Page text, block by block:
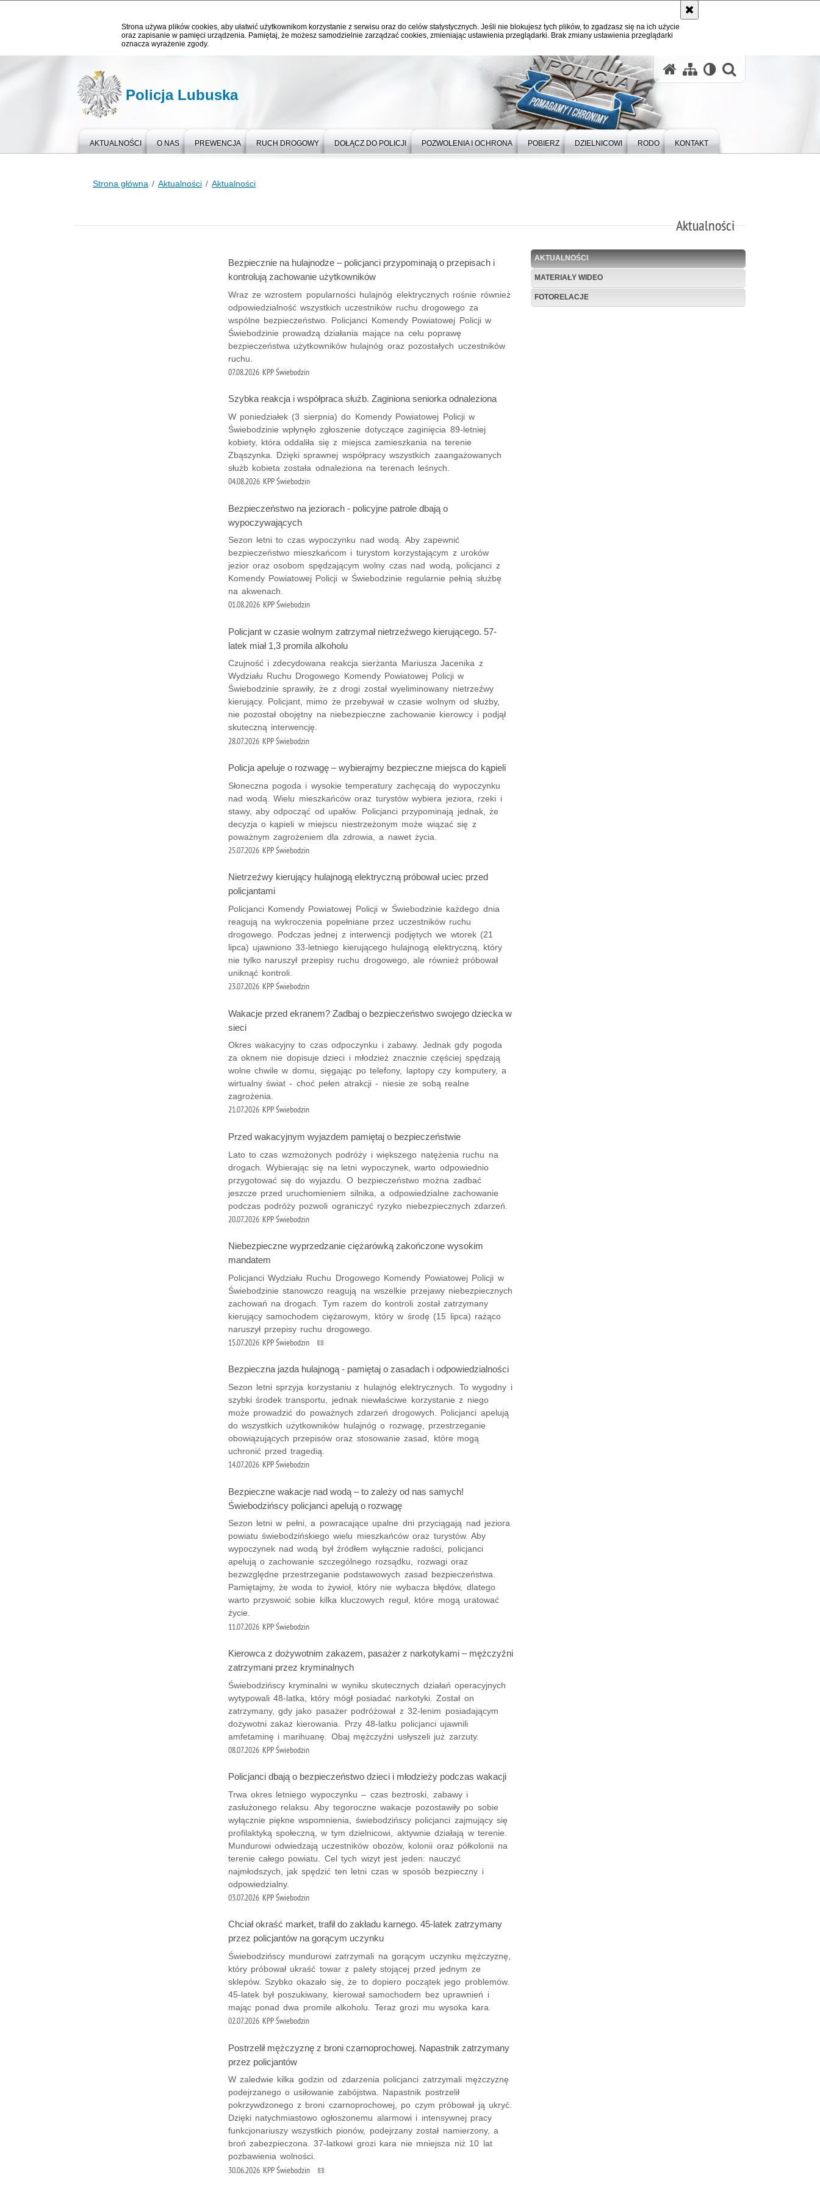
Strona używa plików cookies, aby ułatwić użytkownikom korzystanie z serwisu oraz do celów statystycznych. Jeśli nie blokujesz tych plików, to zgadzasz się na ich użycie
oraz zapisanie w pamięci urządzenia. Pamiętaj, że możesz samodzielnie zarządzać cookies, zmieniając ustawienia przeglądarki. Brak zmiany ustawienia przeglądarki
oznacza wyrażenie zgody.
Policja Lubuska
AKTUALNOŚCI O NAS PREWENCJA RUCH DROGOWY DOŁĄCZ DO POLICJI POZWOLENIA I OCHRONA POBIERZ DZIELNICOWI RODO KONTAKT
Strona główna Aktualności Aktualności
Aktualności
Bezpiecznie na hulajnodze – policjanci przypominają o przepisach i
kontrolują zachowanie użytkowników
Wraz ze wzrostem popularności hulajnóg elektrycznych rośnie również
odpowiedzialność wszystkich uczestników ruchu drogowego za
wspólne bezpieczeństwo. Policjanci Komendy Powiatowej Policji w
Świebodzinie prowadzą działania mające na celu poprawę
bezpieczeństwa użytkowników hulajnóg oraz pozostałych uczestników
ruchu.
07.08.2026 KPP Świebodzin
Szybka reakcja i współpraca służb. Zaginiona seniorka odnaleziona
W poniedziałek (3 sierpnia) do Komendy Powiatowej Policji w
Świebodzinie wpłynęło zgłoszenie dotyczące zaginięcia 89-letniej
kobiety, która oddaliła się z miejsca zamieszkania na terenie
Zbąszynka. Dzięki sprawnej współpracy wszystkich zaangażowanych
służb kobieta została odnaleziona na terenach leśnych.
04.08.2026 KPP Świebodzin
Bezpieczeństwo na jeziorach - policyjne patrole dbają o
wypoczywających
Sezon letni to czas wypoczynku nad wodą. Aby zapewnić
bezpieczeństwo mieszkańcom i turystom korzystającym z uroków
jezior oraz osobom spędzającym wolny czas nad wodą, policjanci z
Komendy Powiatowej Policji w Świebodzinie regularnie pełnią służbę
na akwenach.
01.08.2026 KPP Świebodzin
Policjant w czasie wolnym zatrzymał nietrzeźwego kierującego. 57-
latek miał 1,3 promila alkoholu
Czujność i zdecydowana reakcja sierżanta Mariusza Jacenika z
Wydziału Ruchu Drogowego Komendy Powiatowej Policji w
Świebodzinie sprawiły, że z drogi został wyeliminowany nietrzeźwy
kierujący. Policjant, mimo że przebywał w czasie wolnym od służby,
nie pozostał obojętny na niebezpieczne zachowanie kierowcy i podjął
skuteczną interwencję.
28.07.2026 KPP Świebodzin
Policja apeluje o rozwagę – wybierajmy bezpieczne miejsca do kąpieli
Słoneczna pogoda i wysokie temperatury zachęcają do wypoczynku
nad wodą. Wielu mieszkańców oraz turystów wybiera jeziora, rzeki i
stawy, aby odpocząć od upałów. Policjanci przypominają jednak, że
decyzja o kąpieli w miejscu niestrzeżonym może wiązać się z
poważnym zagrożeniem dla zdrowia, a nawet życia.
25.07.2026 KPP Świebodzin
Nietrzeźwy kierujący hulajnogą elektryczną próbował uciec przed
policjantami
Policjanci Komendy Powiatowej Policji w Świebodzinie każdego dnia
reagują na wykroczenia popełniane przez uczestników ruchu
drogowego. Podczas jednej z interwencji podjętych we wtorek (21
lipca) ujawniono 33-letniego kierującego hulajnogą elektryczną, który
nie tylko naruszył przepisy ruchu drogowego, ale również próbował
uniknąć kontroli.
23.07.2026 KPP Świebodzin
Wakacje przed ekranem? Zadbaj o bezpieczeństwo swojego dziecka w
sieci
Okres wakacyjny to czas odpoczynku i zabawy. Jednak gdy pogoda
za oknem nie dopisuje dzieci i młodzież znacznie częściej spędzają
wolne chwile w domu, sięgając po telefony, laptopy czy komputery, a
wirtualny świat - choć pełen atrakcji - niesie ze sobą realne
zagrożenia.
21.07.2026 KPP Świebodzin
Przed wakacyjnym wyjazdem pamiętaj o bezpieczeństwie
Lato to czas wzmożonych podróży i większego natężenia ruchu na
drogach. Wybierając się na letni wypoczynek, warto odpowiednio
przygotować się do wyjazdu. O bezpieczeństwo można zadbać
jeszcze przed uruchomieniem silnika, a odpowiedzialne zachowanie
podczas podróży pozwoli ograniczyć ryzyko niebezpiecznych zdarzeń.
20.07.2026 KPP Świebodzin
Niebezpieczne wyprzedzanie ciężarówką zakończone wysokim
mandatem
Policjanci Wydziału Ruchu Drogowego Komendy Powiatowej Policji w
Świebodzinie stanowczo reagują na wszelkie przejawy niebezpiecznych
zachowań na drogach. Tym razem do kontroli został zatrzymany
kierujący samochodem ciężarowym, który w środę (15 lipca) rażąco
naruszył przepisy ruchu drogowego.
15.07.2026 KPP Świebodzin
Bezpieczna jazda hulajnogą - pamiętaj o zasadach i odpowiedzialności
Sezon letni sprzyja korzystaniu z hulajnóg elektrycznych. To wygodny i
szybki środek transportu, jednak niewłaściwe korzystanie z niego
może prowadzić do poważnych zdarzeń drogowych. Policjanci apelują
do wszystkich użytkowników hulajnóg o rozwagę, przestrzeganie
obowiązujących przepisów oraz stosowanie zasad, które mogą
uchronić przed tragedią.
14.07.2026 KPP Świebodzin
Bezpieczne wakacje nad wodą – to zależy od nas samych!
Świebodzińscy policjanci apelują o rozwagę
Sezon letni w pełni, a powracające upalne dni przyciągają nad jeziora
powiatu świebodzińskiego wielu mieszkańców oraz turystów. Aby
wypoczynek nad wodą był źródłem wyłącznie radości, policjanci
apelują o zachowanie szczególnego rozsądku, rozwagi oraz
bezwzględne przestrzeganie podstawowych zasad bezpieczeństwa.
Pamiętajmy, że woda to żywioł, który nie wybacza błędów, dlatego
warto przyswoić sobie kilka kluczowych reguł, które mogą uratować
życie.
11.07.2026 KPP Świebodzin
Kierowca z dożywotnim zakazem, pasażer z narkotykami – mężczyźni
zatrzymani przez kryminalnych
Świebodzińscy kryminalni w wyniku skutecznych działań operacyjnych
wytypowali 48-latka, który mógł posiadać narkotyki. Został on
zatrzymany, gdy jako pasażer podróżował z 32-lenim posiadającym
dożywotni zakaz kierowania. Przy 48-latku policjanci ujawnili
amfetaminę i marihuanę. Obaj mężczyźni usłyszeli już zarzuty.
08.07.2026 KPP Świebodzin
Policjanci dbają o bezpieczeństwo dzieci i młodzieży podczas wakacji
Trwa okres letniego wypoczynku – czas beztroski, zabawy i
zasłużonego relaksu. Aby tegoroczne wakacje pozostawiły po sobie
wyłącznie piękne wspomnienia, świebodzińscy policjanci zajmujący się
profilaktyką społeczną, w tym dzielnicowi, aktywnie działają w terenie.
Mundurowi odwiedzają uczestników obozów, kolonii oraz półkolonii na
terenie całego powiatu. Cel tych wizyt jest jeden: nauczyć
najmłodszych, jak spędzić ten letni czas w sposób bezpieczny i
odpowiedzialny.
03.07.2026 KPP Świebodzin
Chciał okraść market, trafił do zakładu karnego. 45-latek zatrzymany
przez policjantów na gorącym uczynku
Świebodzińscy mundurowi zatrzymali na gorącym uczynku mężczyznę,
który próbował ukraść towar z palety stojącej przed jednym ze
sklepów. Szybko okazało się, że to dopiero początek jego problemów.
45-latek był poszukiwany, kierował samochodem bez uprawnień i
mając ponad dwa promile alkoholu. Teraz grozi mu wysoka kara.
02.07.2026 KPP Świebodzin
Postrzelił mężczyznę z broni czarnoprochowej. Napastnik zatrzymany
przez policjantów
W zaledwie kilka godzin od zdarzenia policjanci zatrzymali mężczyznę
podejrzanego o usiłowanie zabójstwa. Napastnik postrzelił
pokrzywdzonego z broni czarnoprochowej, po czym próbował ją ukryć.
Dzięki natychmiastowo ogłoszonemu alarmowi i intensywnej pracy
funkcjonariuszy wszystkich pionów, podejrzany został namierzony, a
broń zabezpieczona. 37-latkowi grozi kara nie mniejsza niż 10 lat
pozbawienia wolności.
30.06.2026 KPP Świebodzin
AKTUALNOŚCI
MATERIAŁY WIDEO
FOTORELACJE